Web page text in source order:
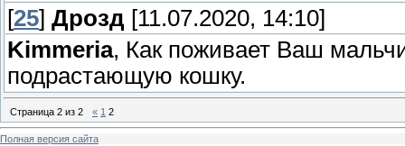
[25] Дрозд [11.07.2020, 14:10]
Kimmeria, Как поживает Ваш
подрастающую кошку.
Страница 2 из 2 « 1 2
Полная версия сайта